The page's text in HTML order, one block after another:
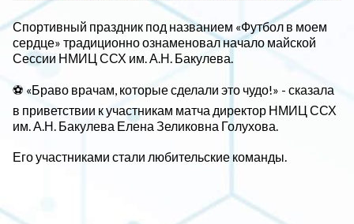
Спортивный праздник под названием «Футбол в моем
сердце» традиционно ознаменовал начало майской
Сессии НМИЦ ССХ им. А.Н. Бакулева.
⚽ «Браво врачам, которые сделали это чудо!» - сказала
в приветствии к участникам матча директор НМИЦ ССХ
им. А.Н. Бакулева Елена Зеликовна Голухова.
Его участниками стали любительские команды.